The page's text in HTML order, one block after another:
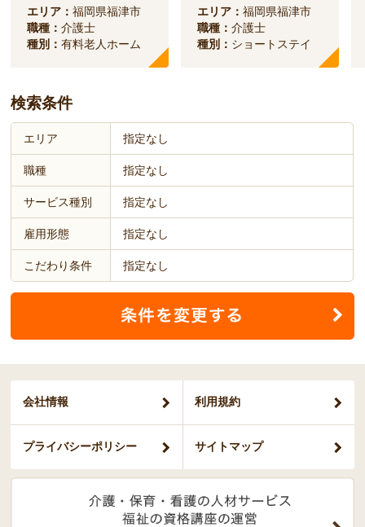
エリア：福岡県福津市
職種：介護士
種別：有料老人ホーム
エリア：福岡県福津市
職種：介護士
種別： ショートステイ
検索条件
エリア 指定なし
職種 指定なし
サービス種別 指定なし
雇用形態 指定なし
こだわり条件 指定なし
会社情報 利用規約
プライバシーポリシー サイトマップ